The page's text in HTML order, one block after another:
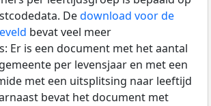
Dedownload voor de
bevat veel meer
Er is een document met het aantal
per levensjaar en met een
met een uitsplitsing naar leeftijd
bevat het document met